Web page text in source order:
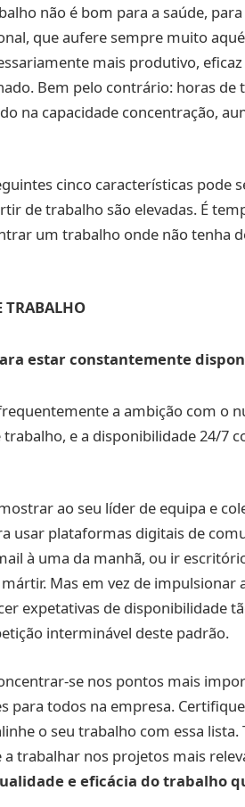
não é bom para a saúde, para
que aufere sempre muito
mais produtivo,
Bem pelo contrário: horas de
na capacidade concentração,
cinco características pode
de trabalho são elevadas. É
um trabalho onde não tenha
TRABALHO
estar constantemente
a ambição com o
e a disponibilidade 24/7
ao seu líder de equipa e
usar plataformas digitais de
à uma da manhã, ou ir
Mas em vez de impulsionar
expetativas de disponibilidade
interminável deste padrão.
se nos pontos mais
para todos na empresa.
o seu trabalho com essa lista.
trabalhar nos projetos mais
e eficácia do trabalho